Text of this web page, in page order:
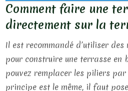
Comment faire une
directement sur la
Il est recommandé d’utiliser
pour construire une terrasse en
pouvez remplacer les piliers
principe est le même, il faut